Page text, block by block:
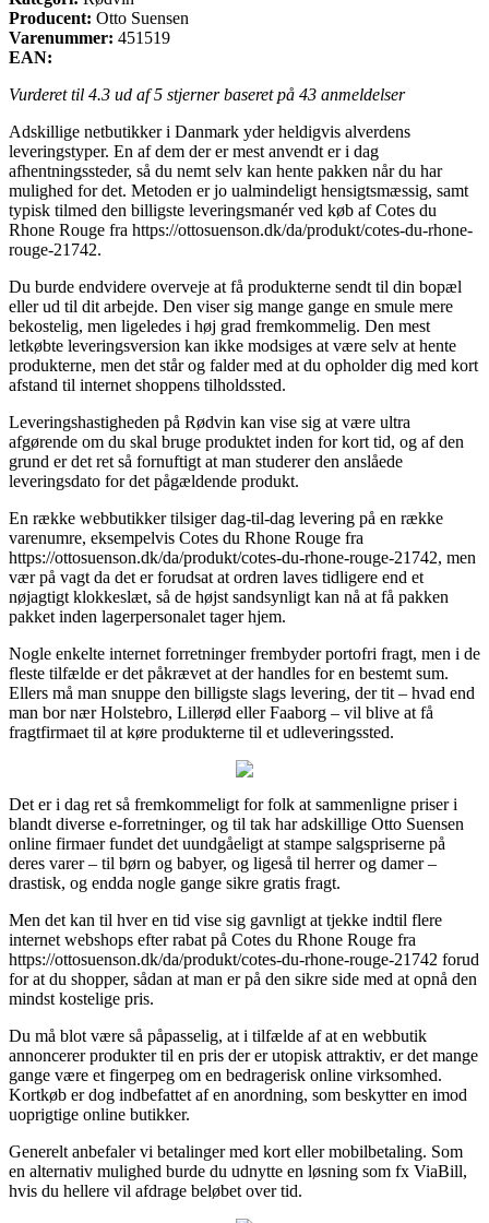
Producent: Otto Suensen
Varenummer: 451519
EAN:
Vurderet til 4.3 ud af 5 stjerner baseret på 43 anmeldelser
Adskillige netbutikker i Danmark yder heldigvis alverdens
leveringstyper. En af dem der er mest anvendt er i dag
afhentningssteder, så du nemt selv kan hente pakken når du har
mulighed for det. Metoden er jo ualmindeligt hensigtsmæssig, samt
typisk tilmed den billigste leveringsmanér ved køb af Cotes du
Rhone Rouge fra https://ottosuenson.dk/da/produkt/cotes-du-rhone-
rouge-21742.
Du burde endvidere overveje at få produkterne sendt til din bopæl
eller ud til dit arbejde. Den viser sig mange gange en smule mere
bekostelig, men ligeledes i høj grad fremkommelig. Den mest
letkøbte leveringsversion kan ikke modsiges at være selv at hente
produkterne, men det står og falder med at du opholder dig med kort
afstand til internet shoppens tilholdssted.
Leveringshastigheden på Rødvin kan vise sig at være ultra
afgørende om du skal bruge produktet inden for kort tid, og af den
grund er det ret så fornuftigt at man studerer den anslåede
leveringsdato for det pågældende produkt.
En række webbutikker tilsiger dag-til-dag levering på en række
varenumre, eksempelvis Cotes du Rhone Rouge fra
https://ottosuenson.dk/da/produkt/cotes-du-rhone-rouge-21742, men
vær på vagt da det er forudsat at ordren laves tidligere end et
nøjagtigt klokkeslæt, så de højst sandsynligt kan nå at få pakken
pakket inden lagerpersonalet tager hjem.
Nogle enkelte internet forretninger frembyder portofri fragt, men i de
fleste tilfælde er det påkrævet at der handles for en bestemt sum.
Ellers må man snuppe den billigste slags levering, der tit – hvad end
man bor nær Holstebro, Lillerød eller Faaborg – vil blive at få
fragtfirmaet til at køre produkterne til et udleveringssted.
Det er i dag ret så fremkommeligt for folk at sammenligne priser i
blandt diverse e-forretninger, og til tak har adskillige Otto Suensen
online firmaer fundet det uundgåeligt at stampe salgspriserne på
deres varer – til børn og babyer, og ligeså til herrer og damer –
drastisk, og endda nogle gange sikre gratis fragt.
Men det kan til hver en tid vise sig gavnligt at tjekke indtil flere
internet webshops efter rabat på Cotes du Rhone Rouge fra
https://ottosuenson.dk/da/produkt/cotes-du-rhone-rouge-21742 forud
for at du shopper, sådan at man er på den sikre side med at opnå den
mindst kostelige pris.
Du må blot være så påpasselig, at i tilfælde af at en webbutik
annoncerer produkter til en pris der er utopisk attraktiv, er det mange
gange være et fingerpeg om en bedragerisk online virksomhed.
Kortkøb er dog indbefattet af en anordning, som beskytter en imod
uoprigtige online butikker.
Generelt anbefaler vi betalinger med kort eller mobilbetaling. Som
en alternativ mulighed burde du udnytte en løsning som fx ViaBill,
hvis du hellere vil afdrage beløbet over tid.